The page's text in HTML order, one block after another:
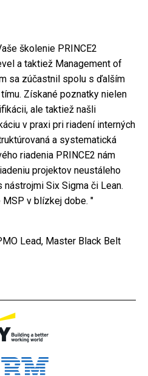
školenie PRINCE2
a taktiež Management of
sa zúčastnil spolu s ďalším
Získané poznatky nielen
ale taktiež našli
v praxi pri riadení interných
a systematická
riadenia PRINCE2 nám
projektov neustáleho
Six Sigma či Lean.
MSP v blízkej dobe. "
Lead, Master Black Belt